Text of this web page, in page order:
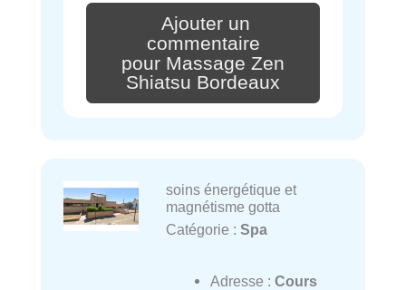
Ajouter un
commentaire
pour Massage Zen
Shiatsu Bordeaux
soins énergétique et
magnétisme gotta
Catégorie : Spa
Adresse : Cours